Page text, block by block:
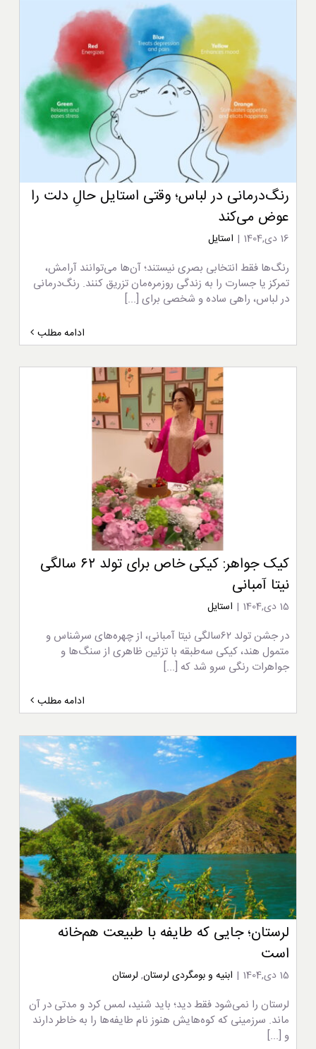
رنگ‌درمانی در لباس؛ وقتی استایل حالِ دلت را
عوض می‌کند
16 دی,1404 | استایل
رنگ‌ها فقط انتخابی بصری نیستند؛ آن‌ها می‌توانند آرامش،
تمرکز یا جسارت را به زندگی روزمره‌مان تزریق کنند. رنگ‌درمانی
در لباس، راهی ساده و شخصی برای [...]
ادامه مطلب
کیک جواهر: کیکی خاص برای تولد ۶۲ سالگی
نیتا آمبانی
15 دی,1404 | استایل
در جشن تولد ۶۲‌سالگی نیتا آمبانی، از چهره‌های سرشناس و
متمول هند، کیکی سه‌طبقه با تزئین ظاهری از سنگ‌ها و
جواهرات رنگی سرو شد که [...]
ادامه مطلب
لرستان؛ جایی که طایفه با طبیعت هم‌خانه
است
15 دی,1404 | ابنیه و بومگردی لرستان, لرستان
لرستان را نمی‌شود فقط دید؛ باید شنید، لمس کرد و مدتی در آن
ماند. سرزمینی که کوه‌هایش هنوز نام طایفه‌ها را به خاطر دارند
و [...]